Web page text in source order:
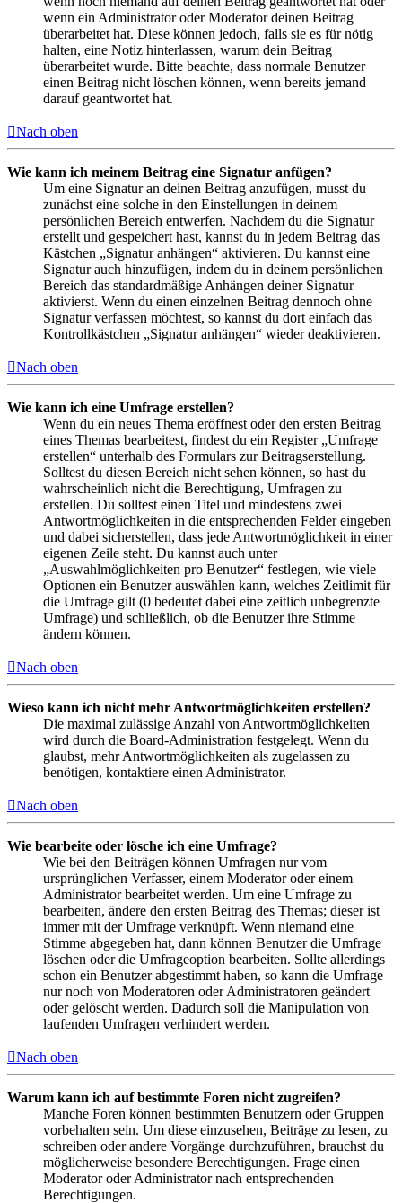
wenn ein Administrator oder Moderator deinen Beitrag
überarbeitet hat. Diese können jedoch, falls sie es für nötig
halten, eine Notiz hinterlassen, warum dein Beitrag
überarbeitet wurde. Bitte beachte, dass normale Benutzer
einen Beitrag nicht löschen können, wenn bereits jemand
darauf geantwortet hat.
Nach oben
Wie kann ich meinem Beitrag eine Signatur anfügen?
Um eine Signatur an deinen Beitrag anzufügen, musst du
zunächst eine solche in den Einstellungen in deinem
persönlichen Bereich entwerfen. Nachdem du die Signatur
erstellt und gespeichert hast, kannst du in jedem Beitrag das
Kästchen „Signatur anhängen“ aktivieren. Du kannst eine
Signatur auch hinzufügen, indem du in deinem persönlichen
Bereich das standardmäßige Anhängen deiner Signatur
aktivierst. Wenn du einen einzelnen Beitrag dennoch ohne
Signatur verfassen möchtest, so kannst du dort einfach das
Kontrollkästchen „Signatur anhängen“ wieder deaktivieren.
Nach oben
Wie kann ich eine Umfrage erstellen?
Wenn du ein neues Thema eröffnest oder den ersten Beitrag
eines Themas bearbeitest, findest du ein Register „Umfrage
erstellen“ unterhalb des Formulars zur Beitragserstellung.
Solltest du diesen Bereich nicht sehen können, so hast du
wahrscheinlich nicht die Berechtigung, Umfragen zu
erstellen. Du solltest einen Titel und mindestens zwei
Antwortmöglichkeiten in die entsprechenden Felder eingeben
und dabei sicherstellen, dass jede Antwortmöglichkeit in einer
eigenen Zeile steht. Du kannst auch unter
„Auswahlmöglichkeiten pro Benutzer“ festlegen, wie viele
Optionen ein Benutzer auswählen kann, welches Zeitlimit für
die Umfrage gilt (0 bedeutet dabei eine zeitlich unbegrenzte
Umfrage) und schließlich, ob die Benutzer ihre Stimme
ändern können.
Nach oben
Wieso kann ich nicht mehr Antwortmöglichkeiten erstellen?
Die maximal zulässige Anzahl von Antwortmöglichkeiten
wird durch die Board-Administration festgelegt. Wenn du
glaubst, mehr Antwortmöglichkeiten als zugelassen zu
benötigen, kontaktiere einen Administrator.
Nach oben
Wie bearbeite oder lösche ich eine Umfrage?
Wie bei den Beiträgen können Umfragen nur vom
ursprünglichen Verfasser, einem Moderator oder einem
Administrator bearbeitet werden. Um eine Umfrage zu
bearbeiten, ändere den ersten Beitrag des Themas; dieser ist
immer mit der Umfrage verknüpft. Wenn niemand eine
Stimme abgegeben hat, dann können Benutzer die Umfrage
löschen oder die Umfrageoption bearbeiten. Sollte allerdings
schon ein Benutzer abgestimmt haben, so kann die Umfrage
nur noch von Moderatoren oder Administratoren geändert
oder gelöscht werden. Dadurch soll die Manipulation von
laufenden Umfragen verhindert werden.
Nach oben
Warum kann ich auf bestimmte Foren nicht zugreifen?
Manche Foren können bestimmten Benutzern oder Gruppen
vorbehalten sein. Um diese einzusehen, Beiträge zu lesen, zu
schreiben oder andere Vorgänge durchzuführen, brauchst du
möglicherweise besondere Berechtigungen. Frage einen
Moderator oder Administrator nach entsprechenden
Berechtigungen.